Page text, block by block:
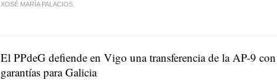
XOSÉ MARÍA PALACIOS
El PPdeG defiende en Vigo una transferencia de la AP-9 con
garantías para Galicia